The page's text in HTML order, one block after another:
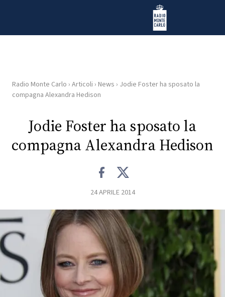
Radio Monte Carlo
HOME
RADIO
WEB
RADIO
NEWS
CONCORSI
Radio Monte Carlo › Articoli › News › Jodie Foster ha sposato la
compagna Alexandra Hedison
Jodie Foster ha sposato la
compagna Alexandra Hedison
24 APRILE 2014